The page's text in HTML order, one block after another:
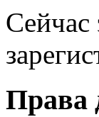
Сейчас
Права